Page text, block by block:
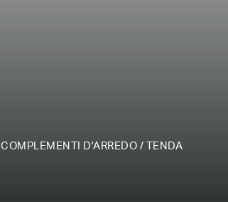
COMPLEMENTI D'ARREDO / TENDA